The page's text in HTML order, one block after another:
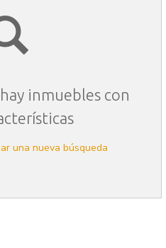
inmuebles con
una nueva búsqueda